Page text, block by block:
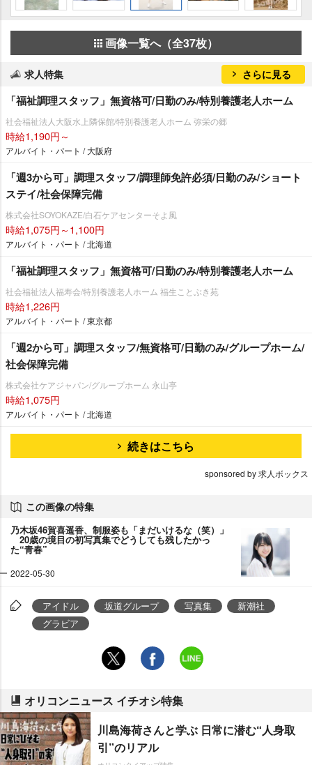
画像一覧へ（全37枚）
求人特集 さらに見る
「福祉調理スタッフ」無資格可/日勤のみ/特別養護老人ホーム
社会福祉法人大阪水上隣保館/特別養護老人ホーム 弥栄の郷
時給1,190円～
アルバイト・パート / 大阪府
「週3から可」調理スタッフ/調理師免許必須/日勤のみ/ショート
ステイ/社会保障完備
株式会社SOYOKAZE/白石ケアセンターそよ風
時給1,075円～1,100円
アルバイト・パート / 北海道
「福祉調理スタッフ」無資格可/日勤のみ/特別養護老人ホーム
社会福祉法人福寿会/特別養護老人ホーム 福生ことぶき苑
時給1,226円
アルバイト・パート / 東京都
「週2から可」調理スタッフ/無資格可/日勤のみ/グループホーム/
社会保障完備
株式会社ケアジャパン/グループホーム 永山亭
時給1,075円
アルバイト・パート / 北海道
続きはこちら
sponsored by 求人ボックス
この画像の特集
乃木坂46賀喜遥香、制服姿も「まだいけるな（笑）」
20歳の境目の初写真集でどうしても残したかっ
た“青春”
2022-05-30
アイドル 坂道グループ 写真集
新潮社
グラビア
オリコンニュース イチオシ特集
川島海荷さんと学ぶ 日常に潜む“人身取
引”のリアル